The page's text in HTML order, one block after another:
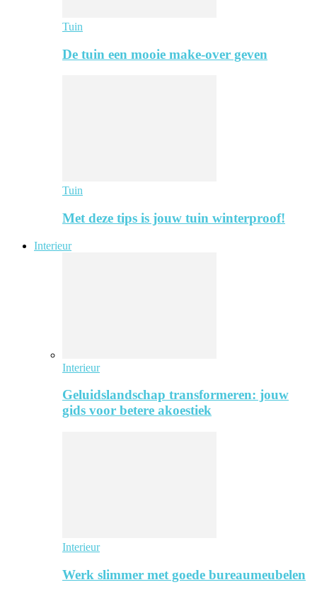
Tuin
De tuin een mooie make-over geven
Tuin
Met deze tips is jouw tuin winterproof!
Interieur
Interieur
Geluidslandschap transformeren: jouw
gids voor betere akoestiek
Interieur
Werk slimmer met goede bureaumeubelen